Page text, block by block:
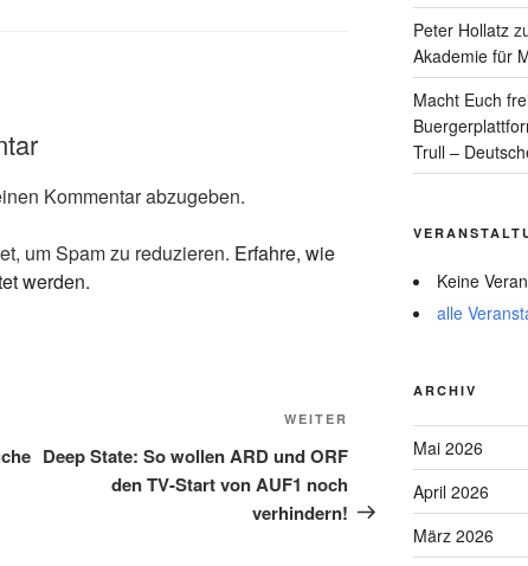
Kommentar abzugeben.
um Spam zu reduzieren. Erfahre, wie
werden.
Nächster
Beitrag
WEITER
Deep State: So wollen ARD und ORF
den TV-Start von AUF1 noch
verhindern!
Peter Hollatz
Akademie für
Macht Euch
Trull –
Keine
alle
ARCHIV
Mai 2026
April 2026
März 2026